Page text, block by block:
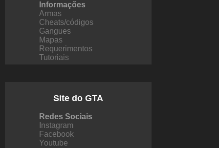
Informações
Armas
Cheats/códigos
Gangues
Mapas
Requerimentos
Tutoriais
Site do GTA
Redes Sociais
Instagram
Facebook
Youtube